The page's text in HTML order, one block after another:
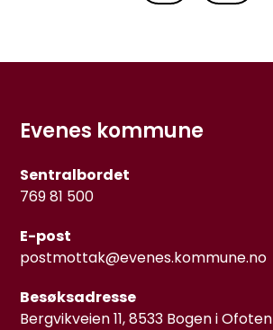
Evenes kommune
Sentralbordet
769 81 500
E-post
postmottak@evenes.kommune.no
Besøksadresse
Bergvikveien 11, 8533 Bogen i Ofoten